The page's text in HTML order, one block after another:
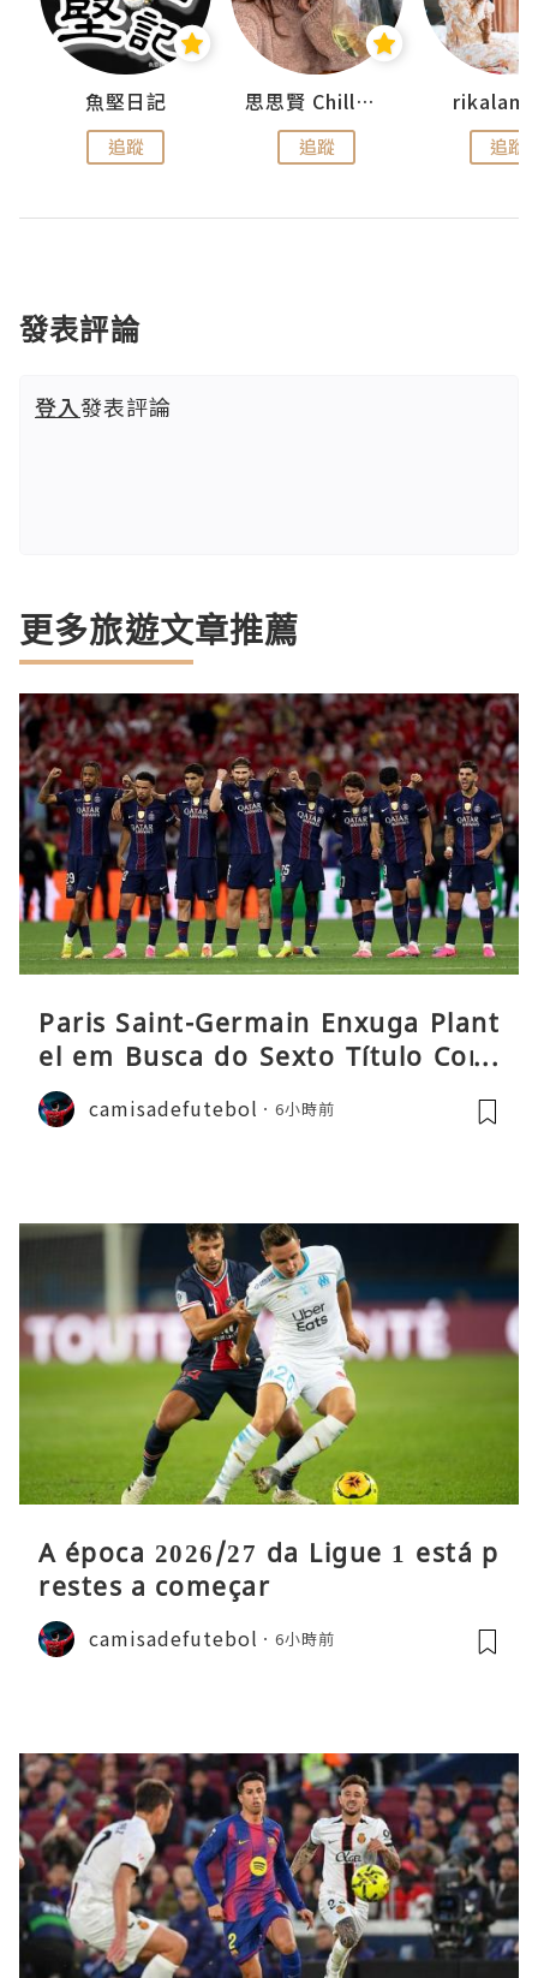
魚堅日記
追蹤
思思賢 ChillMyBabe
追蹤 追蹤
發表評論
登入發表評論
更多旅遊文章推薦
Paris Saint-Germain Enxuga Plant
el em Busca do Sexto Título Cons
ecutivo da Liga
camisadefutebol 6小時前
A época 2026/27 da Ligue 1 está p
restes a começar
camisadefutebol 6小時前